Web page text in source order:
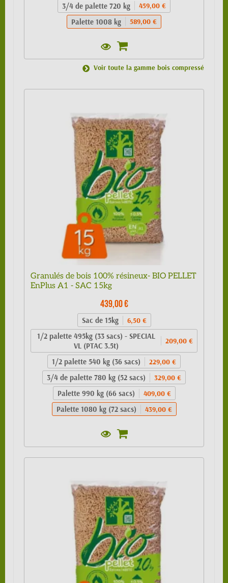
3/4 de palette 720 kg 459,00 €
Palette 1008 kg 589,00 €
Voir toute la gamme bois compressé
Granulés de bois 100% résineux- BIO PELLET
EnPlus A1 - SAC 15kg
439,00 €
Sac de 15kg 6,50 €
1/2 palette 495kg (33 sacs) - SPECIAL
VL (PTAC 3.5t)
209,00 €
1/2 palette 540 kg (36 sacs) 229,00 €
3/4 de palette 780 kg (52 sacs) 329,00 €
Palette 990 kg (66 sacs) 409,00 €
Palette 1080 kg (72 sacs) 439,00 €